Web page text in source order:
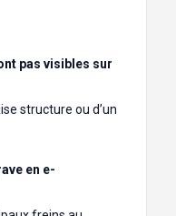
pas visibles sur
structure ou d’un
en e-